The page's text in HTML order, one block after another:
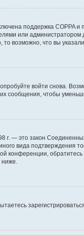
поддержка COPPA
или
возможно, что вы
войти снова.
чтобы
г. — это закон
вида
конференции,